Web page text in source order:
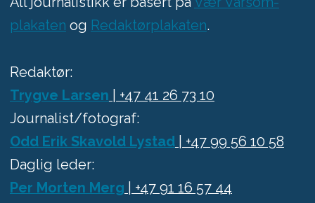
plakaten og Redaktørplakaten.
Redaktør:
Trygve Larsen | +47 41 26 73 10
Journalist/fotograf:
Odd Erik Skavold Lystad| +47 99 56 10 58
Daglig leder:
Per Morten Merg | +47 91 16 57 44